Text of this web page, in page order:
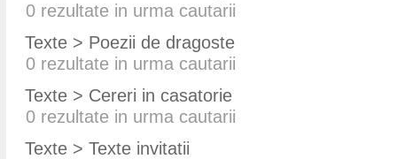
0 rezultate in urma cautarii
Texte > Poezii de dragoste
0 rezultate in urma cautarii
Texte > Cereri in casatorie
0 rezultate in urma cautarii
Texte > Texte invitatii